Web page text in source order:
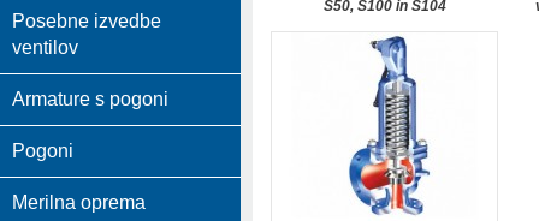
Posebne izvedbe
ventilov
Armature s pogoni
Pogoni
Merilna oprema
S50, S100 in S104